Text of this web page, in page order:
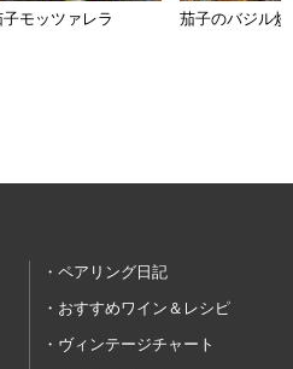
モッツァレラ 茄子のバジル炒
ペアリング日記
おすすめワイン＆レシピ
ヴィンテージチャート